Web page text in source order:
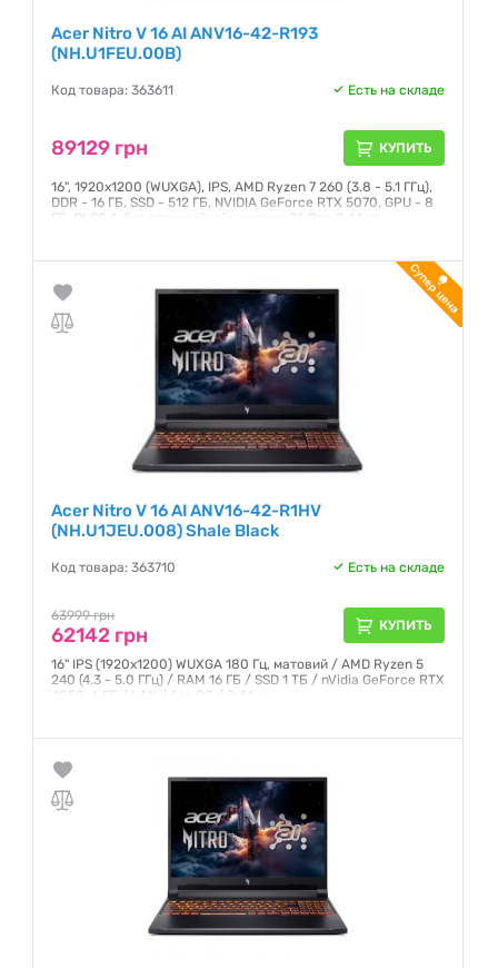
Acer Nitro V 16 AI ANV16-42-R193
(NH.U1FEU.00B)
Код товара: 363611 Есть на складе
89129 грн КУПИТЬ
16", 1920x1200 (WUXGA), IPS, AMD Ryzen 7 260 (3.8 - 5.1 ГГц),
DDR - 16 ГБ, SSD - 512 ГБ, NVIDIA GeForce RTX 5070, GPU - 8
ГБ, DLSS 4, без операційної системи, 76 Втг, 2.44 кг
Acer Nitro V 16 AI ANV16-42-R1HV
(NH.U1JEU.008) Shale Black
Код товара: 363710 Есть на складе
63999 грн
62142 грн КУПИТЬ
16" IPS (1920x1200) WUXGA 180 Гц, матовий / AMD Ryzen 5
240 (4.3 - 5.0 ГГц) / RAM 16 ГБ / SSD 1 ТБ / nVidia GeForce RTX
4050, 6 ГБ / LAN / без ОС / 2.44 кг